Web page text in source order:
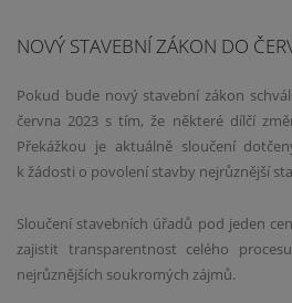
NOVÝ STAVEBNÍ ZÁKON DO
Pokud bude nový stavební zákon
června 2023 s tím, že některé dílčí
Překážkou je aktuálně sloučení
k žádosti o povolení stavby nejrůznější
Sloučení stavebních úřadů pod jeden
zajistit transparentnost celého
nejrůznějších soukromých zájmů.